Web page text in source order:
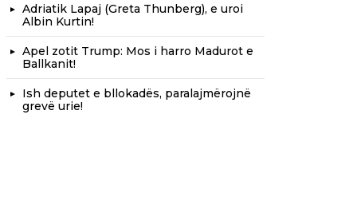
Adriatik Lapaj (Greta Thunberg), e uroi
Albin Kurtin!
Apel zotit Trump: Mos i harro Madurot e
Ballkanit!
Ish deputet e bllokadës, paralajmërojnë
grevë urie!